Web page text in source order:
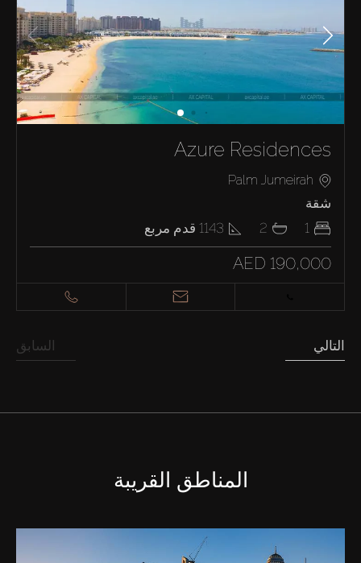
Azure Residences
Palm Jumeirah
شقة
1
2
1143 قدم مربع
AED 190,000
السابق التالي
المناطق القريبة